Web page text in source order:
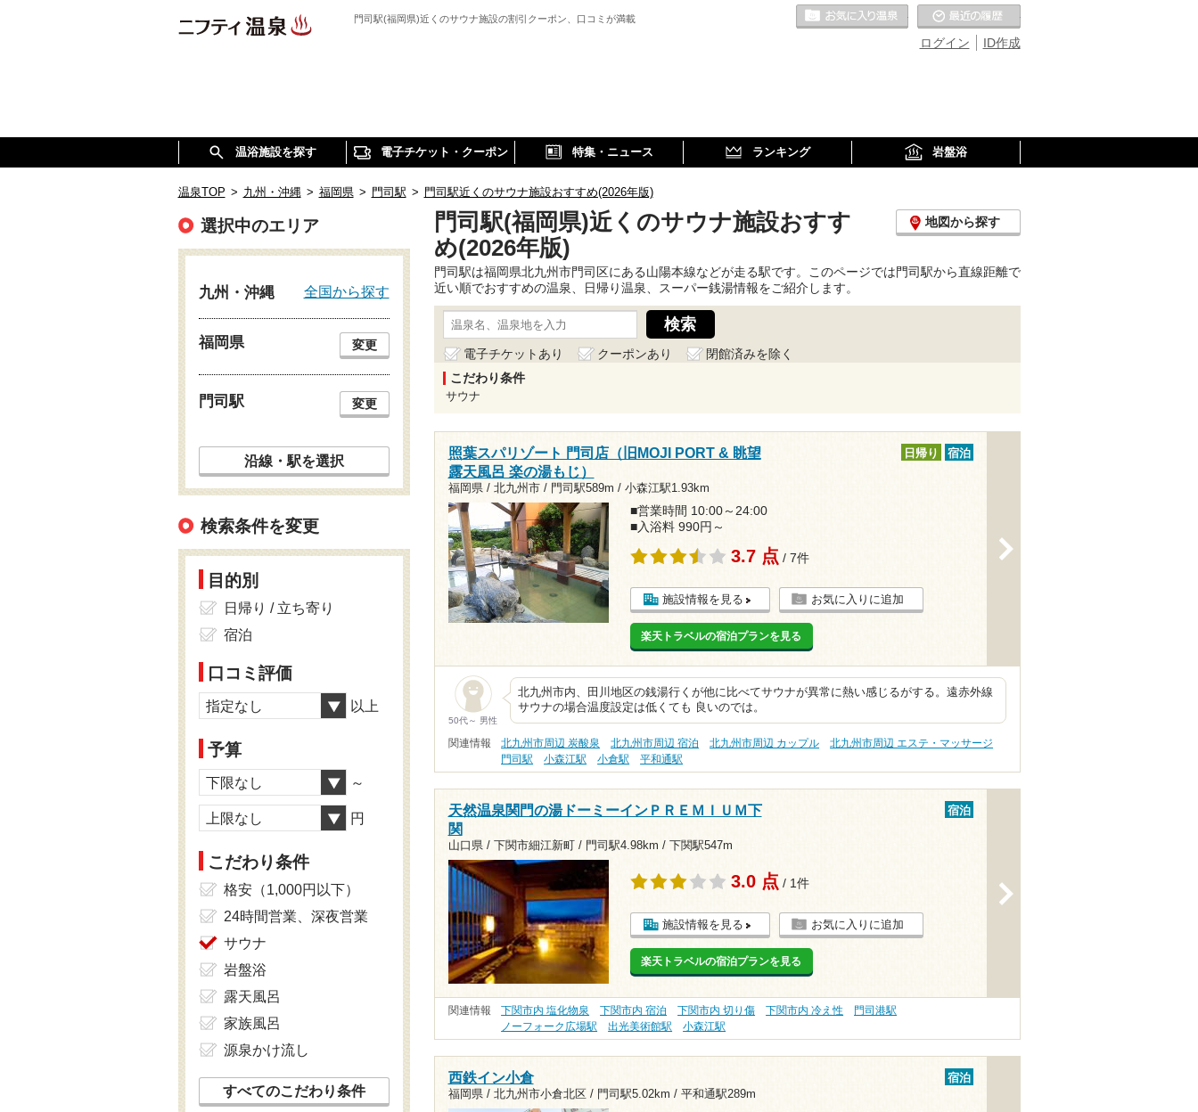
門司駅(福岡県)近くのサウナ施設の割引クーポン、口コミが満載
ID作成
ログイン
お気に入りの温泉
温浴施設を探す 電子チケット・クーポン 特集・ニュース ランキング 岩盤浴
温泉TOP > 九州・沖縄 > 福岡県 > 門司駅 > 門司駅近くのサウナ施設おすすめ(2026年版)
門司駅(福岡県)近くのサウナ施設おすす
め(2026年版)
地図から探す
門司駅は福岡県北九州市門司区にある山陽本線などが走る駅です。このページでは門司駅から直線距離で
近い順でおすすめの温泉、日帰り温泉、スーパー銭湯情報をご紹介します。
電子チケットあり クーポンあり
閉館済みを除く
こだわり条件
サウナ
照葉スパリゾート 門司店（旧MOJI PORT & 眺望
露天風呂 楽の湯もじ）
福岡県 / 北九州市 / 門司駅589m / 小森江駅1.93km
日帰り 宿泊
■営業時間 10:00～24:00
■入浴料 990円～
3.7 点 / 7件
施設情報を見る お気に入りに追加
楽天トラベルの宿泊プランを見る
50代～ 男性
北九州市内、田川地区の銭湯行くが他に比べてサウナが異常に熱い感じるがする。遠赤外線
サウナの場合温度設定は低くても 良いのでは。
関連情報 北九州市周辺 炭酸泉 北九州市周辺 宿泊 北九州市周辺 カップル
北九州市周辺 エステ・マッサージ
門司駅
小森江駅 小倉駅 平和通駅
天然温泉関門の湯ドーミーインＰＲＥＭＩＵＭ下
関
山口県 / 下関市細江新町 / 門司駅4.98km / 下関駅547m
宿泊
3.0 点 / 1件
施設情報を見る お気に入りに追加
楽天トラベルの宿泊プランを見る
関連情報 下関市内 塩化物泉 下関市内 宿泊 下関市内 切り傷 下関市内 冷え性
門司港駅
ノーフォーク広場駅
出光美術館駅 小森江駅
西鉄イン小倉
福岡県 / 北九州市小倉北区 / 門司駅5.02km / 平和通駅289m
宿泊
選択中のエリア
九州・沖縄 全国から探す
福岡県 変更
門司駅 変更
沿線・駅を選択
検索条件を変更
目的別
日帰り / 立ち寄り
宿泊
口コミ評価
指定なし 以上
予算
下限なし ～
上限なし 円
こだわり条件
格安（1,000円以下）
24時間営業、深夜営業
サウナ
岩盤浴
露天風呂
家族風呂
源泉かけ流し
すべてのこだわり条件